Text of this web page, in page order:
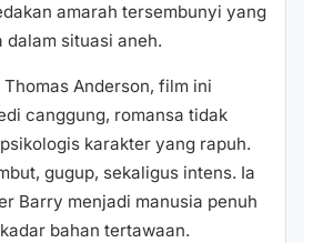
amarah tersembunyi yang
dalam situasi aneh.
Anderson, film ini
canggung, romansa tidak
karakter yang rapuh.
gugup, sekaligus intens. Ia
Barry menjadi manusia penuh
bahan tertawaan.